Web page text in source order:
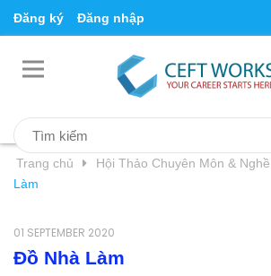
Đăng ký Đăng nhập
Trang chủ Hội Thảo Chuyên Môn &
Làm
01 SEPTEMBER 2020
Đồ Nhà Làm